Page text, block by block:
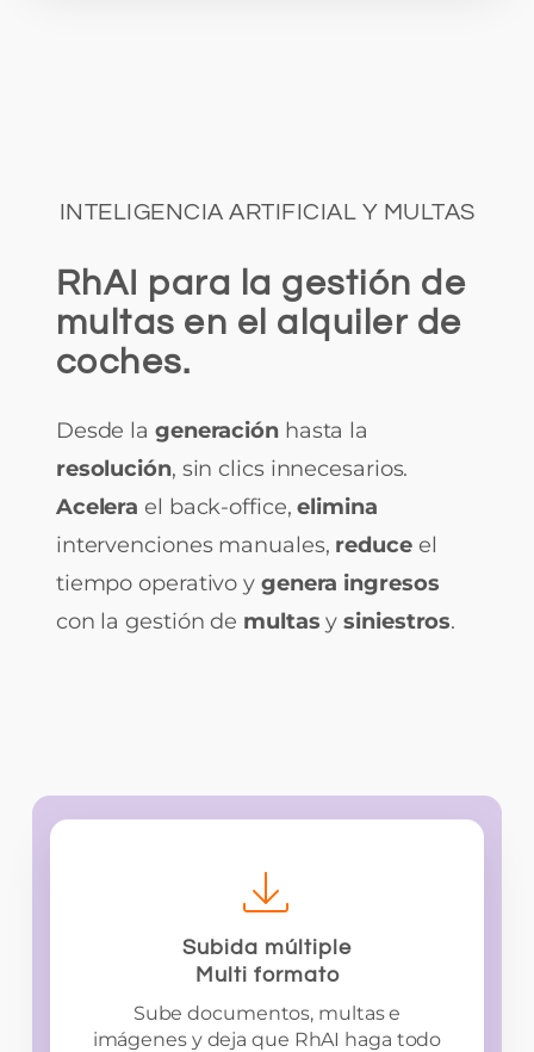
INTELIGENCIA ARTIFICIAL Y MULTAS
RhAI para la gestión de
multas en el alquiler de
coches.
Desde la generación hasta la
resolución, sin clics innecesarios.
Acelera el back-office,elimina
intervenciones manuales, reduce el
tiempo operativo y genera ingresos
con la gestión de multasysiniestros.
Subida múltiple
Multi formato
Sube documentos, multas e
imágenes y deja que RhAI haga todo